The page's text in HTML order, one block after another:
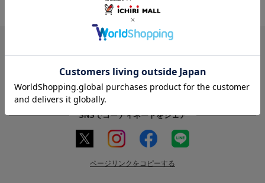
このコーディネートを画像で保存
※Chrome、Safariなどのブラウザからご利用ください
SNSでコーディネートをシェア
ページリンクをコピーする